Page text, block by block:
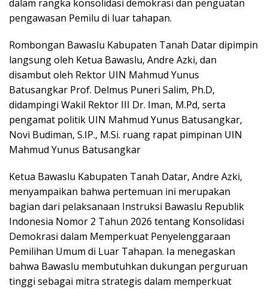
dalam rangka konsolidasi demokrasi dan penguatan
pengawasan Pemilu di luar tahapan.
Rombongan Bawaslu Kabupaten Tanah Datar dipimpin
langsung oleh Ketua Bawaslu, Andre Azki, dan
disambut oleh Rektor UIN Mahmud Yunus
Batusangkar Prof. Delmus Puneri Salim, Ph.D,
didampingi Wakil Rektor III Dr. Iman, M.Pd, serta
pengamat politik UIN Mahmud Yunus Batusangkar,
Novi Budiman, S.IP., M.Si. ruang rapat pimpinan UIN
Mahmud Yunus Batusangkar
Ketua Bawaslu Kabupaten Tanah Datar, Andre Azki,
menyampaikan bahwa pertemuan ini merupakan
bagian dari pelaksanaan Instruksi Bawaslu Republik
Indonesia Nomor 2 Tahun 2026 tentang Konsolidasi
Demokrasi dalam Memperkuat Penyelenggaraan
Pemilihan Umum di Luar Tahapan. Ia menegaskan
bahwa Bawaslu membutuhkan dukungan perguruan
tinggi sebagai mitra strategis dalam memperkuat